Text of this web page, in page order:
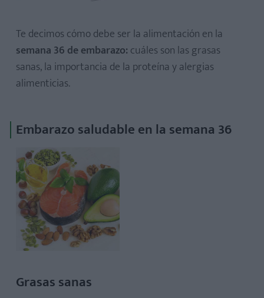
Alergias alimenticias
Te decimos cómo debe ser la alimentación en la
semana 36 de embarazo: cuáles son las grasas
sanas, la importancia de la proteína y alergias
alimenticias.
Embarazo saludable en la semana 36
Grasas sanas